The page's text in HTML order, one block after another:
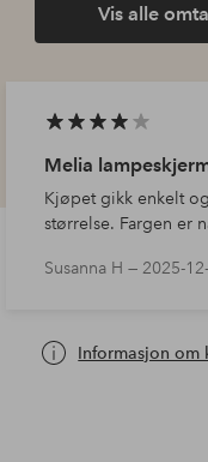
Vis alle
Melia
Kjøpet gikk enkelt
størrelse. Fargen er
Susanna H —2025-
Informasjon om